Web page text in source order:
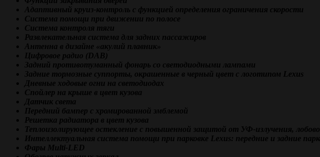
Адаптивный круиз-контроль с функцией определения ограничения скорости
Система помощи при движении по полосе
Система контроля тяги
Развлекательная система для задних пассажиров
Антенна в дизайне «акулий плавник»
Цифровое радио (DAB)
Задний противотуманный фонарь со светодиодными лампами
Задние тормозные суппорты, окрашенные в черный цвет с логотипом Lexus
Дневные ходовые огни на светодиодах
Спойлер на крыше в цвет кузова
Датчик света
Передний бампер с хромированной эмблемой
Решетка радиатора в цвет кузова
Теплоизолирующее остекление с повышенной защитой от УФ-излучения,
Интеллектуальная система помощи при парковке Lexus: передние и задние
Фары Multi-LED